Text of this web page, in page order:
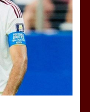
devient un